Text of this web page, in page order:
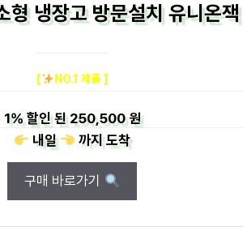
형 냉장고 방문설치 유니온
[ NO.1 제품 ]
1%할인 된250,500 원
내일
까지도착
구매 바로가기